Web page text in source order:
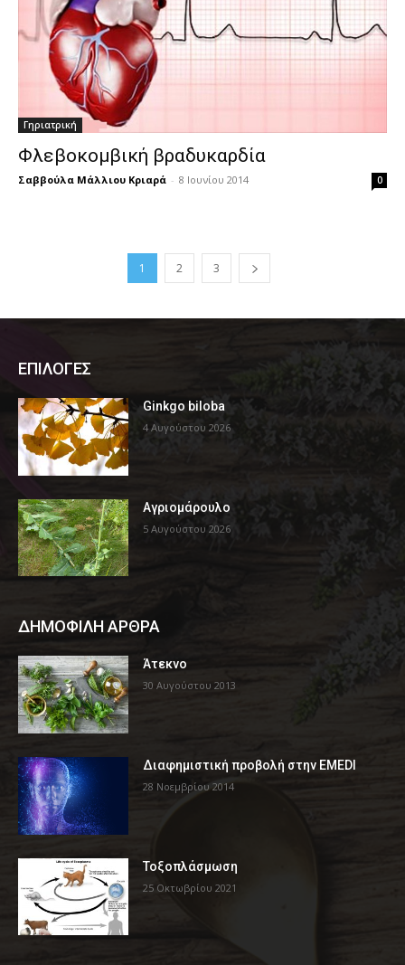
Γηριατρική
Φλεβοκομβική βραδυκαρδία
Σαββούλα Μάλλιου Κριαρά - 8 Ιουνίου 2014 0
1 2 3
ΕΠΙΛΟΓΕΣ
Ginkgo biloba
4 Αυγούστου 2026
Αγριομάρουλο
5 Αυγούστου 2026
ΔΗΜΟΦΙΛΗ ΑΡΘΡΑ
Άτεκνο
30 Αυγούστου 2013
Διαφημιστική προβολή στην EMEDI
28 Νοεμβρίου 2014
Τοξοπλάσμωση
25 Οκτωβρίου 2021